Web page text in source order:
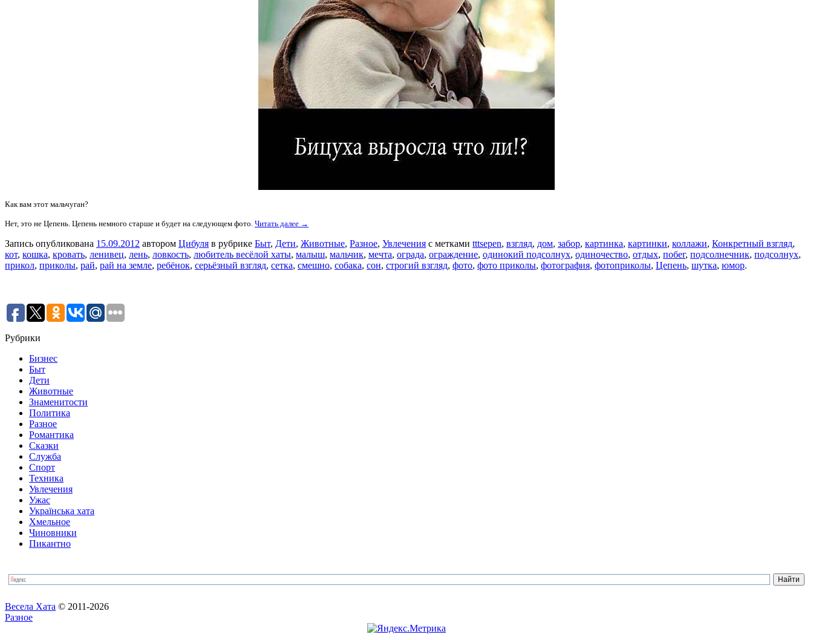
Как вам этот мальчуган?
Нет, это не Цепень. Цепень немного старше и будет на следующем фото. Читать далее →
Запись опубликована 15.09.2012 автором Цибуля в рубрике Быт, Дети, Животные, Разное, Увлечения с метками tttsepen, взгляд, дом, забор, картинка, картинки, коллажи, Конкретный взгляд,
кот, кошка, кровать, ленивец, лень, ловкость, любитель весёлой хаты, малыш, мальчик, мечта, ограда, ограждение, одинокий подсолнух, одиночество, отдых, побег, подсолнечник, подсолнух,
прикол, приколы, рай, рай на земле, ребёнок, серьёзный взгляд, сетка, смешно, собака, сон, строгий взгляд, фото, фото приколы, фотография, фотоприколы, Цепень, шутка, юмор.
Рубрики
Бизнес
Быт
Дети
Животные
Знаменитости
Политика
Разное
Романтика
Сказки
Служба
Спорт
Техника
Увлечения
Ужас
Українська хата
Хмельное
Чиновники
Пикантно
Весела Хата © 2011-2026
Разное